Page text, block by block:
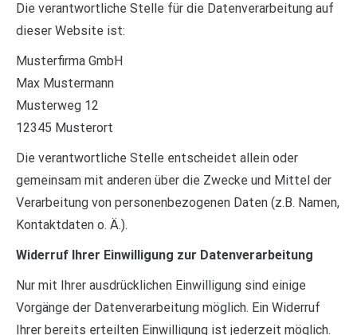
Die verantwortliche Stelle für die Datenverarbeitung auf
dieser Website ist:
Musterfirma GmbH
Max Mustermann
Musterweg 12
12345 Musterort
Die verantwortliche Stelle entscheidet allein oder
gemeinsam mit anderen über die Zwecke und Mittel der
Verarbeitung von personenbezogenen Daten (z.B. Namen,
Kontaktdaten o. Ä.).
Widerruf Ihrer Einwilligung zur Datenverarbeitung
Nur mit Ihrer ausdrücklichen Einwilligung sind einige
Vorgänge der Datenverarbeitung möglich. Ein Widerruf
Ihrer bereits erteilten Einwilligung ist jederzeit möglich.